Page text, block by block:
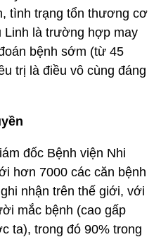
tình trạng tổn thương cơ
Linh là trường hợp may
bệnh sớm (từ 45
trị là điều vô cùng đáng
đốc Bệnh viện Nhi
hơn 7000 các căn bệnh
nhận trên thế giới, với
mắc bệnh (cao gấp
ta), trong đó 90% trong